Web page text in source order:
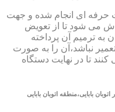
حرفه ای انجام شده و جهت
می شود تا از تعویض
ترمیم آن پرداخته
نباشد،آن را به صورت
تا در نهایت دستگاه
بابایی،منطقه اتوبان بابایی